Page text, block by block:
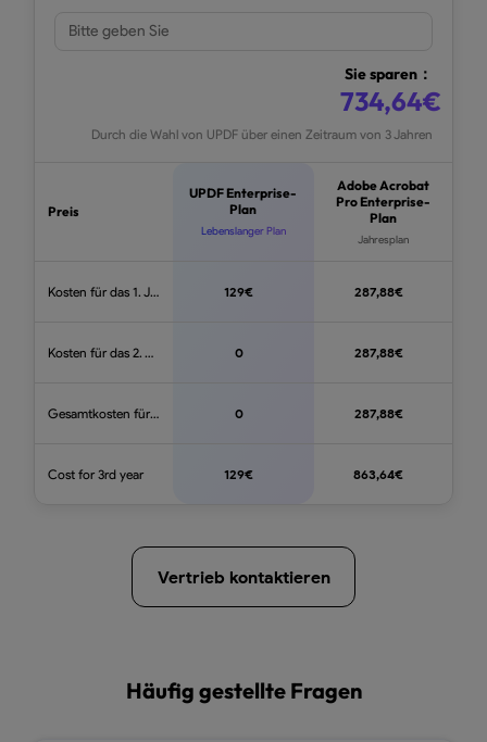
Sie sparen：
734,64€
Durch die Wahl von UPDF über einen Zeitraum von 3 Jahren
Preis
UPDF Enterprise-
Plan
Lebenslanger Plan
Adobe Acrobat
Pro Enterprise-
Plan
Jahresplan
Kosten für das 1. Jahr 129€ 287,88€
Kosten für das 2. Jahr 0 287,88€
Gesamtkosten für das 3. Jahr 0 287,88€
Cost for 3rd year 129€ 863,64€
Vertrieb kontaktieren
Häufig gestellte Fragen